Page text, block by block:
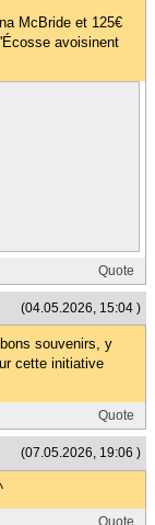
McBride et 125€
avoisinent
Quote
(04.05.2026, 15:04 )
souvenirs, y
cette initiative
Quote
(07.05.2026, 19:06 )
Quote